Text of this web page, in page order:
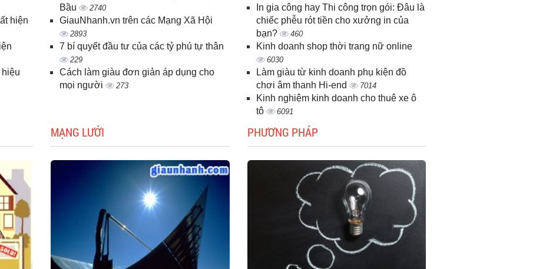
hiện
Bầu
2740
GiauNhanh.vn trên các Mạng Xã Hội
2893
7 bí quyết đầu tư của các tỷ phú tự thân
229
Cách làm giàu đơn giản áp dụng cho
mọi người
273
In gia công hay Thi công trọn gói: Đâu là
chiếc phễu rót tiền cho xưởng in của
bạn?
460
Kinh doanh shop thời trang nữ online
6030
Làm giàu từ kinh doanh phụ kiện đồ
chơi âm thanh Hi-end
7014
Kinh nghiệm kinh doanh cho thuê xe ô
tô
6091
MẠNG LƯỚI PHƯƠNG PHÁP